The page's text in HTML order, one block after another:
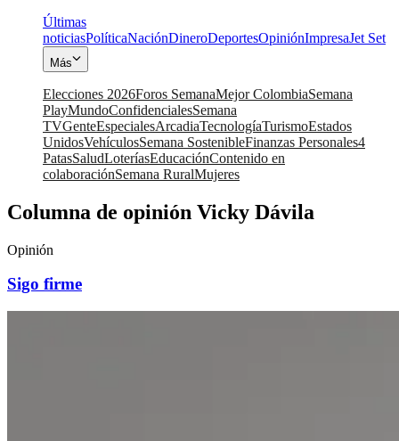
Últimas
noticiasPolíticaNaciónDineroDeportesOpiniónImpresaJet Set
Más
Elecciones 2026Foros SemanaMejor ColombiaSemana
PlayMundoConfidencialesSemana
TVGenteEspecialesArcadiaTecnologíaTurismoEstados
UnidosVehículosSemana SostenibleFinanzas Personales4
PatasSaludLoteríasEducaciónContenido en
colaboraciónSemana RuralMujeres
Columna de opinión Vicky Dávila
Opinión
Sigo firme